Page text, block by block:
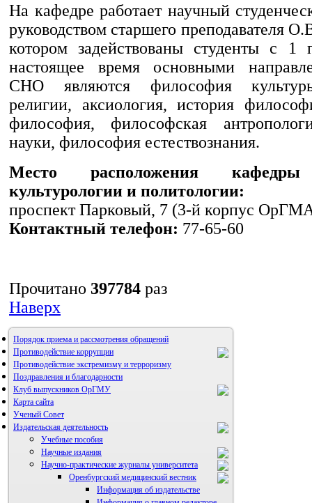
На кафедре работает научный
руководством старшего преподавателя
котором задействованы студенты с
настоящее время основными
СНО являются философия
религии, аксиология, история
философия, философская
науки, философия естествознания.
Место расположения кафедры
культурологии и политологии:
проспект Парковый, 7 (3-й корпус
Контактный телефон: 77-65-60
Прочитано 397784 раз
Наверх
Порядок приема и рассмотрения обращений
Противодействие коррупции
Противодействие экстремизму и терроризму
Поздравления и благодарности
Клуб выпускников ОрГМУ
Карта сайта
Ученый Совет
Издательская деятельность
Учебные пособия
Научные издания
Научно-практические журналы университета
Оренбургский медицинский вестник
Информация об издательстве